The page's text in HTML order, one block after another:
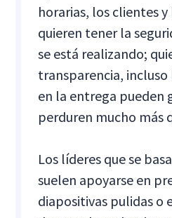
horarias, los clientes
quieren tener la
se está realizando;
transparencia,
en la entrega pueden
perduren mucho más
Los líderes que se
suelen apoyarse en
diapositivas pulidas o